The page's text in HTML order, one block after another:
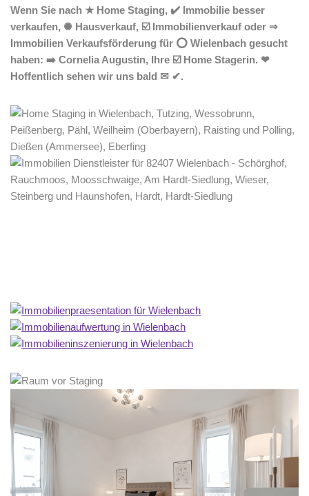
Wenn Sie nach ★ Home Staging, ✔️ Immobilie besser
verkaufen, ✺ Hausverkauf, ☑️ Immobilienverkauf oder ⇒
Immobilien Verkaufsförderung für ⭕ Wielenbach gesucht
haben: ➡️ Cornelia Augustin, Ihre ☑️ Home Stagerin. ❤
Hoffentlich sehen wir uns bald ✉ ✔.